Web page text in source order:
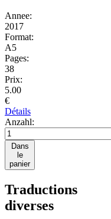
Annee:
2017
Format:
A5
Pages:
38
Prix:
5.00
€
Détails
Anzahl:
Dans
le
panier
Traductions
diverses